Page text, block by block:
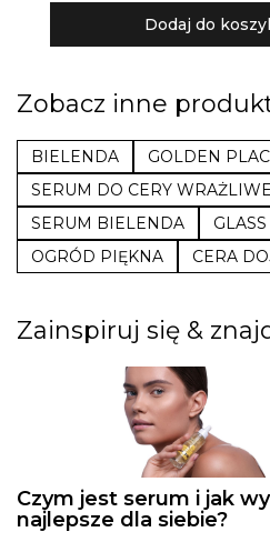
Dodaj do
Zobacz inne
BIELENDA GOLDEN
SERUM DO CERY
SERUM BIELENDA
OGRÓD PIĘKNA
CERA
Zainspiruj się &
Czym jest serum i jak
najlepsze dla siebie?